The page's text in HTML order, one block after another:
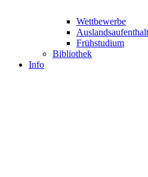
Wettbewerbe
Frühstudium
Bibliothek
Info